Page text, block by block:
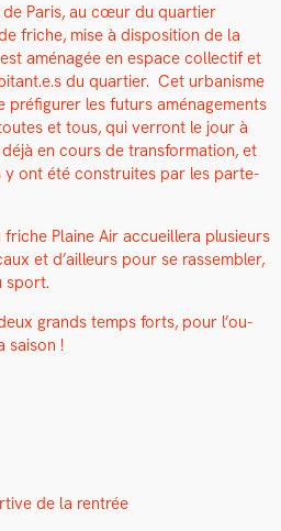
de Paris, au cœur du quarti­er
friche, mise à dis­po­si­tion de la
amé­nagée en espace col­lec­tif et
du quarti­er. Cet urban­isme
les futurs amé­nage­ments
et tous, qui ver­ront le jour à
déjà en cours de trans­for­ma­tion, et
y ont été con­stru­ites par les parte­
friche Plaine Air accueillera plusieurs
et d’ailleurs pour se rassem­bler,
sport.
grands temps forts, pour l’ou­
sai­son !
de la ren­trée